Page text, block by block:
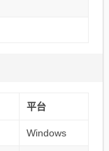
平台
Windows